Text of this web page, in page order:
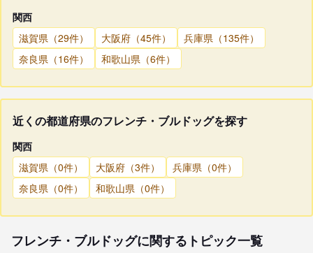
関西
滋賀県（29件）
大阪府（45件）
兵庫県（135件）
奈良県（16件）
和歌山県（6件）
近くの都道府県のフレンチ・ブルドッグを探す
関西
滋賀県（0件）
大阪府（3件）
兵庫県（0件）
奈良県（0件）
和歌山県（0件）
フレンチ・ブルドッグに関するトピック一覧